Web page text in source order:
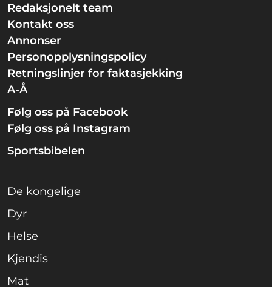
Redaksjonelt team
Kontakt oss
Annonser
Personopplysningspolicy
Retningslinjer for faktasjekking
A-Å
Følg oss på Facebook
Følg oss på Instagram
Sportsbibelen
De kongelige
Dyr
Helse
Kjendis
Mat